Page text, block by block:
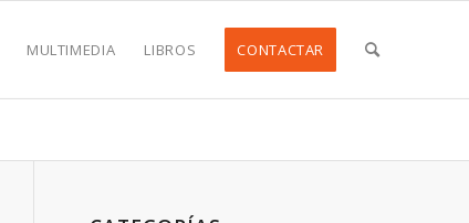
MULTIMEDIA LIBROS CONTACTAR